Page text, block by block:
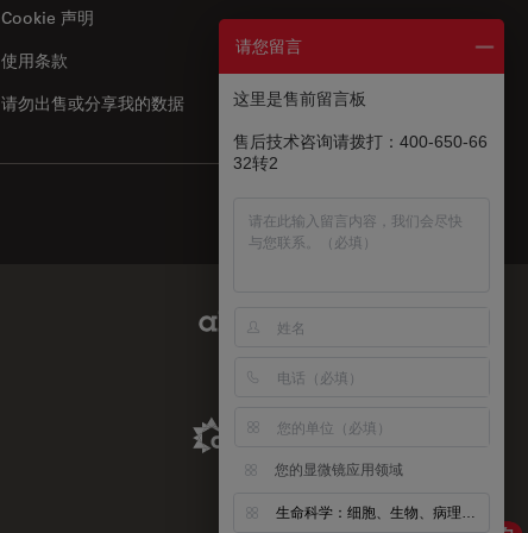
Cookie 声明
请勿出售或分享我的数据
使用条款
US|zh
Aldevron Link
请您留言
这里是售前留言板
售后技术咨询请拨打：400-650-66
32转2
您的显微镜应用领域
生命科学：细胞、生物、病理、神经等